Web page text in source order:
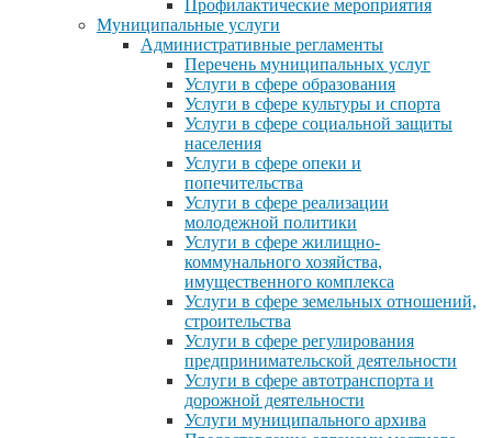
Профилактические мероприятия
Муниципальные услуги
Административные регламенты
Перечень муниципальных услуг
Услуги в сфере образования
Услуги в сфере культуры и спорта
Услуги в сфере социальной защиты
населения
Услуги в сфере опеки и
попечительства
Услуги в сфере реализации
молодежной политики
Услуги в сфере жилищно-
коммунального хозяйства,
имущественного комплекса
Услуги в сфере земельных отношений,
строительства
Услуги в сфере регулирования
предпринимательской деятельности
Услуги в сфере автотранспорта и
дорожной деятельности
Услуги муниципального архива